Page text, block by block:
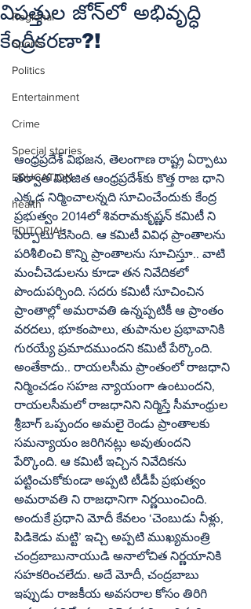
Regional
Sports
Politics
Entertainment
Crime
Special stories
EDUCATION
health
EDITORIAL
విపత్తుల జోన్‌లో అభివృద్ధి
కేంద్రీకరణా?!
ఆంధ్రప్రదేశ్‌ విభజన, తెలంగాణ రాష్ట్ర ఏర్పాటు
తర్వాత విభజిత ఆంధ్రప్రదేశ్‌కు కొత్త రాజ ధాని
ఎక్కడ నిర్మించాలన్నది సూచించేందుకు కేంద్ర
ప్రభుత్వం 2014లో శివరామకృష్ణన్‌ కమిటీ ని
ఏర్పాటు చేసింది. ఆ కమిటీ వివిధ ప్రాంతాలను
పరిశీలించి కొన్ని ప్రాంతాలను సూచిస్తూ.. వాటి
మంచీచెడులను కూడా తన నివేదికలో
పొందుపర్చింది. సదరు కమిటీ సూచించిన
ప్రాంతాల్లో అమరావతి ఉన్నప్పటికీ ఆ ప్రాంతం
వరదలు, భూకంపాలు, తుపానుల ప్రభావానికి
గురయ్యే ప్రమాదముందని కమిటీ పేర్కొంది.
అంతేకాదు.. రాయలసీమ ప్రాంతంలో రాజధాని
నిర్మించడం సహజ న్యాయంగా ఉంటుందని,
రాయలసీమలో రాజధానిని నిర్మిస్తే సీమాంధ్రుల
శ్రీబాగ్‌ ఒప్పందం అమలై రెండు ప్రాంతాలకు
సమన్యాయం జరిగినట్లు అవుతుందని
పేర్కొంది. ఆ కమిటీ ఇచ్చిన నివేదికను
పట్టించుకోకుండా అప్పటి టీడీపీ ప్రభుత్వం
అమరావతి ని రాజధానిగా నిర్ణయించింది.
అందుకే ప్రధాని మోదీ కేవలం ‘చెంబుడు నీళ్లు,
పిడికెడు మట్టి’ ఇచ్చి అప్పటి ముఖ్యమంత్రి
చంద్రబాబునాయుడి అనాలోచిత నిర్ణయానికి
సహకరించలేదు. అదే మోదీ, చంద్రబాబు
ఇప్పుడు రాజకీయ అవసరాల కోసం తిరిగి